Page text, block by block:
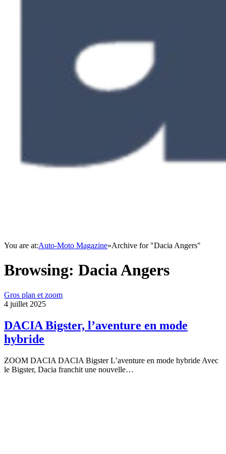
You are at:Auto-Moto Magazine»Archive for "Dacia Angers"
Browsing: Dacia Angers
Gros plan et zoom
4 juillet 2025
DACIA Bigster, l’aventure en mode
hybride
ZOOM DACIA DACIA Bigster L’aventure en mode hybride Avec
le Bigster, Dacia franchit une nouvelle…